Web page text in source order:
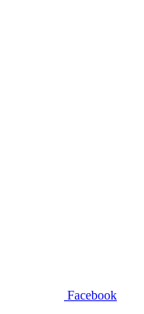
Facebook